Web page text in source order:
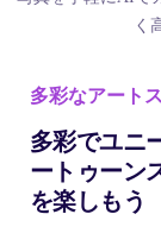
く
多彩なアート
多彩でユニ
ートゥーン
を楽しもう